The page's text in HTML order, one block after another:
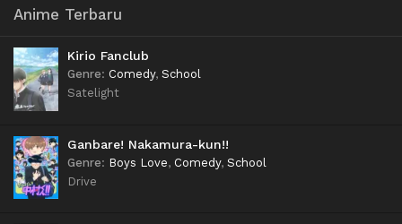
Anime Terbaru
Kirio Fanclub
Genre: Comedy, School
Satelight
Ganbare! Nakamura-kun!!
Genre: Boys Love, Comedy, School
Drive